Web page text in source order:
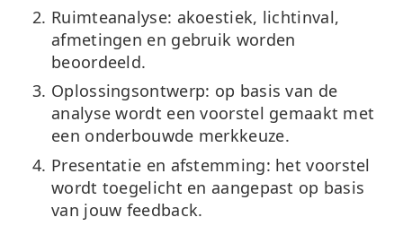
Ruimteanalyse: akoestiek, lichtinval,
afmetingen en gebruik worden
beoordeeld.
Oplossingsontwerp: op basis van de
analyse wordt een voorstel gemaakt met
een onderbouwde merkkeuze.
Presentatie en afstemming: het voorstel
wordt toegelicht en aangepast op basis
van jouw feedback.